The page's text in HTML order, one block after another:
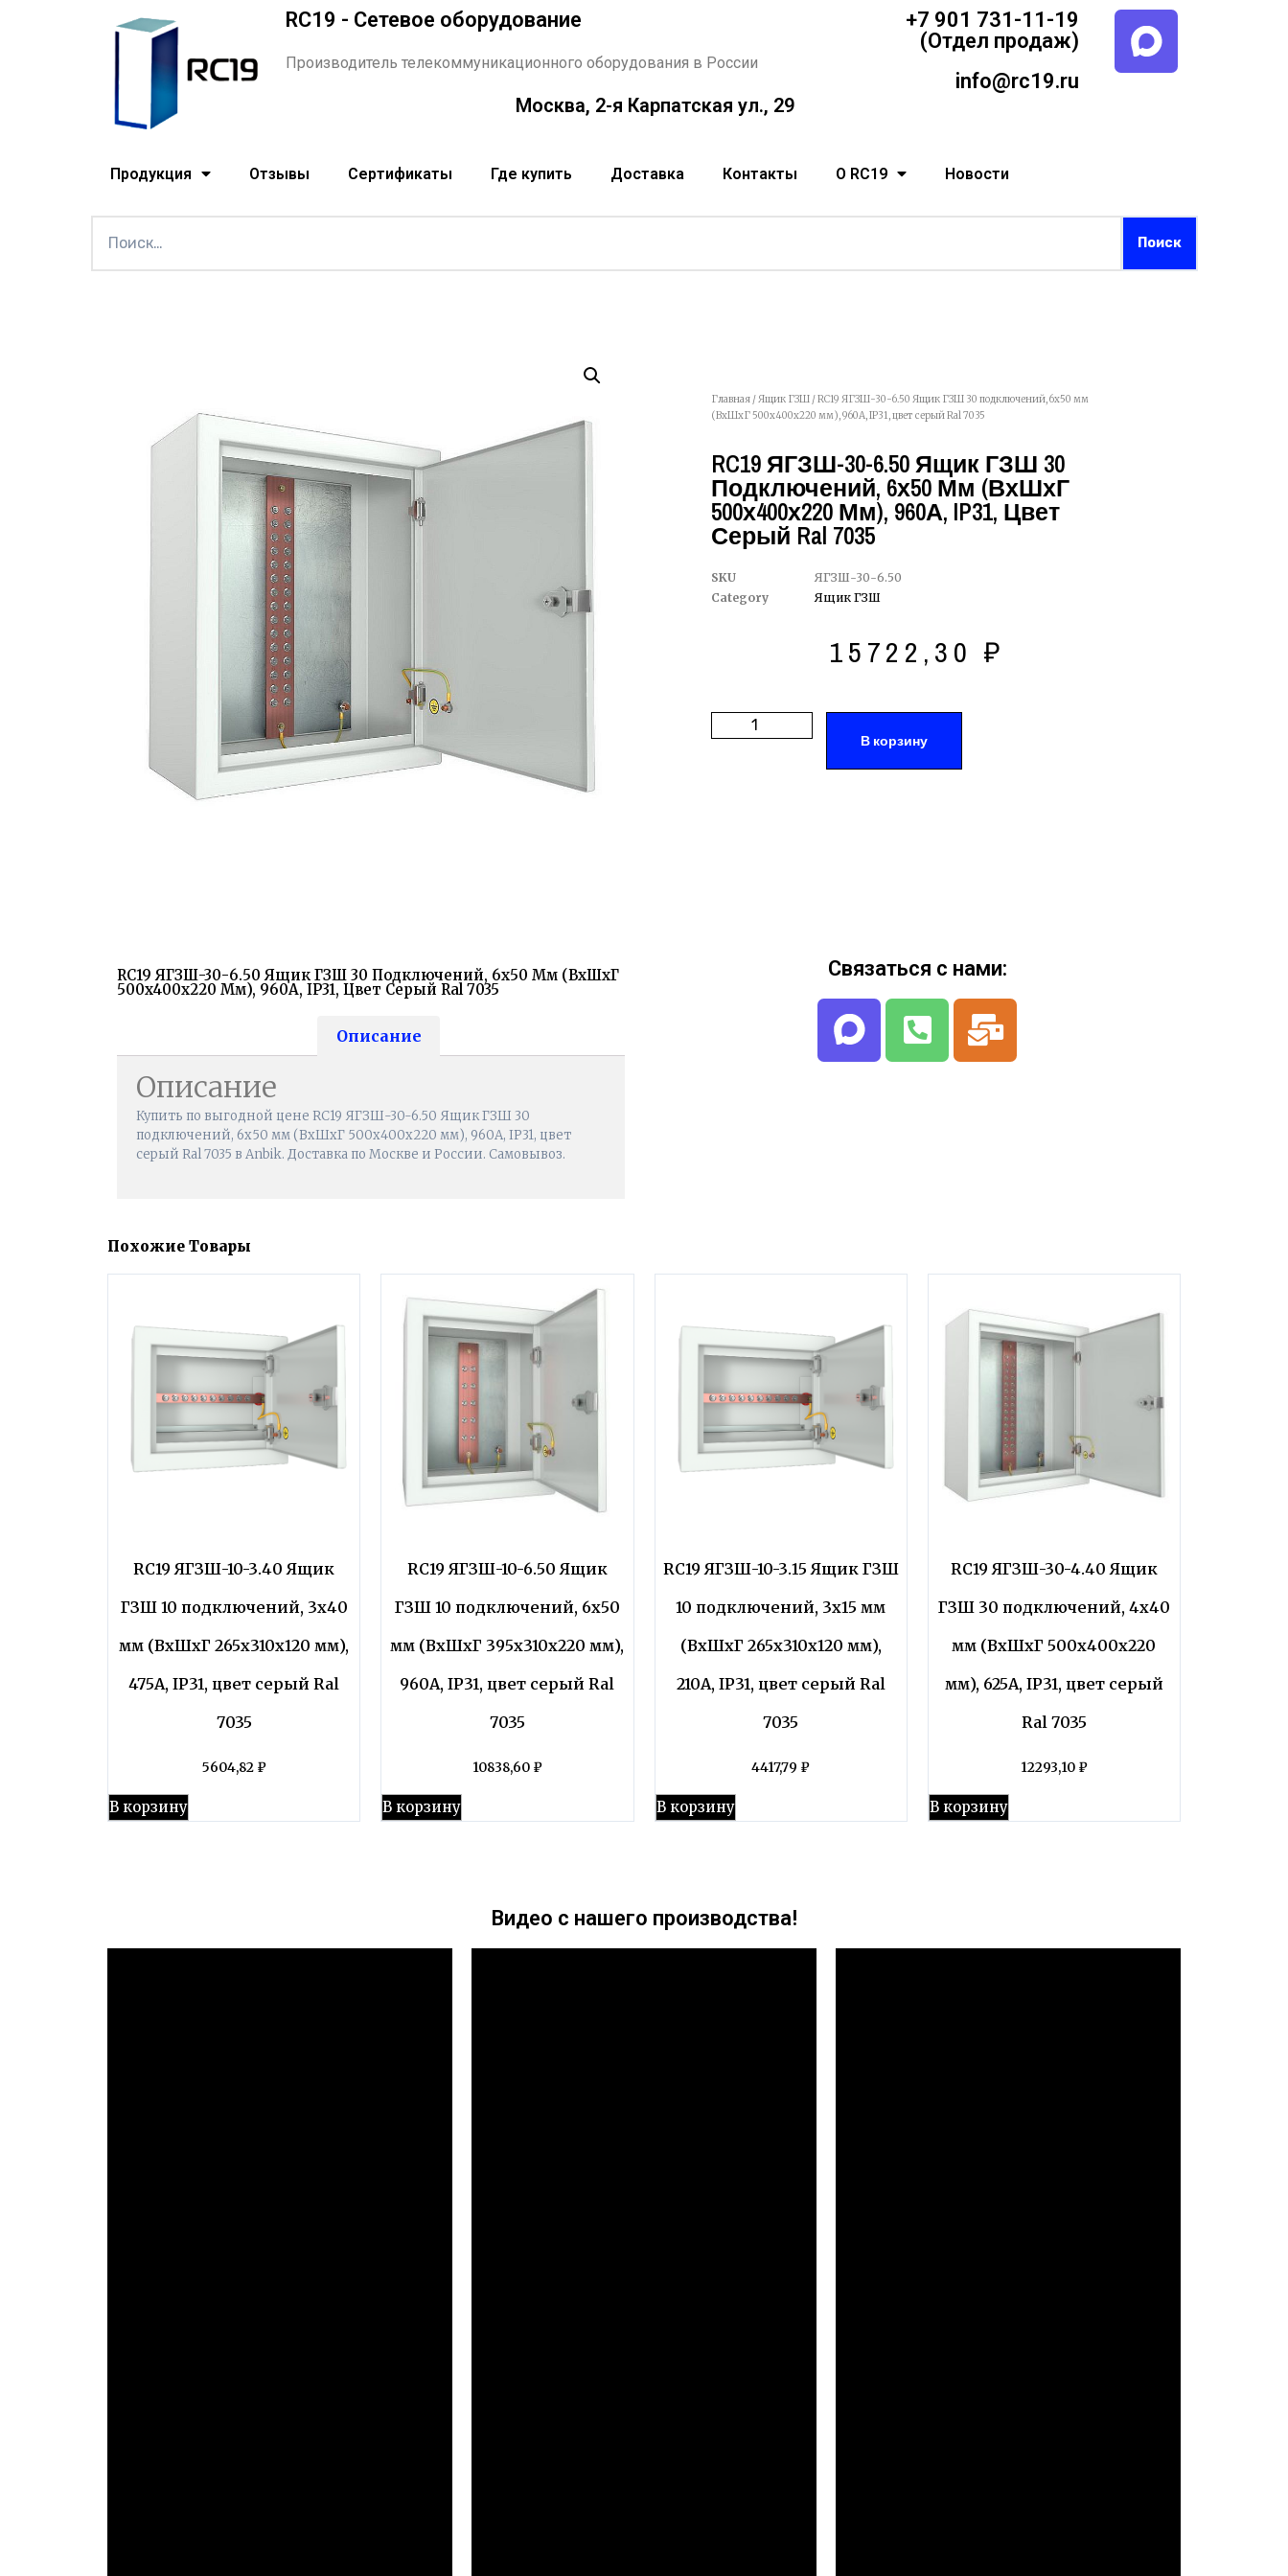
RC19 - Сетевое оборудование
Производитель телекоммуникационного оборудования в России
Москва, 2-я Карпатская ул., 29
+7 901 731-11-19
(Отдел продаж)
info@rc19.ru
Продукция Отзывы Сертификаты Где купить Доставка Контакты О RC19 Новости
Главная /Ящик ГЗШ / RC19 ЯГЗШ-30-6.50 Ящик ГЗШ 30 подключений, 6х50 мм
(ВхШхГ 500х400х220 мм), 960А, IP31, цвет серый Ral 7035
RC19 ЯГЗШ-30-6.50 Ящик ГЗШ 30
Подключений, 6х50 Мм (ВхШхГ
500х400х220 Мм), 960А, IP31, Цвет
Серый Ral 7035
SKU
ЯГЗШ-30-6.50
Category
Ящик ГЗШ
15722,30 ₽
В корзину
RC19 ЯГЗШ-30-6.50 Ящик ГЗШ 30 Подключений, 6х50 Мм (ВхШхГ
500х400х220 Мм), 960А, IP31, Цвет Серый Ral 7035
Описание
Описание
Купить по выгодной цене RC19 ЯГЗШ-30-6.50 Ящик ГЗШ 30
подключений, 6х50 мм (ВхШхГ 500х400х220 мм), 960А, IP31, цвет
серый Ral 7035 в Anbik. Доставка по Москве и России. Самовывоз.
Связаться с нами:
Похожие Товары
RC19 ЯГЗШ-10-3.40 Ящик
ГЗШ 10 подключений, 3х40
мм (ВхШхГ 265х310х120 мм),
475А, IP31, цвет серый Ral
7035
5604,82 ₽
В корзину
RC19 ЯГЗШ-10-6.50 Ящик
ГЗШ 10 подключений, 6х50
мм (ВхШхГ 395х310х220 мм),
960А, IP31, цвет серый Ral
7035
10838,60 ₽
В корзину
RC19 ЯГЗШ-10-3.15 Ящик ГЗШ
10 подключений, 3х15 мм
(ВхШхГ 265х310х120 мм),
210А, IP31, цвет серый Ral
7035
4417,79 ₽
В корзину
RC19 ЯГЗШ-30-4.40 Ящик
ГЗШ 30 подключений, 4х40
мм (ВхШхГ 500х400х220
мм), 625А, IP31, цвет серый
Ral 7035
12293,10 ₽
В корзину
Видео с нашего производства!